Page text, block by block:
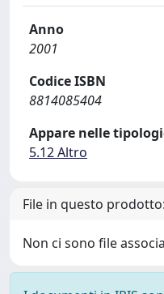
Anno
2001
Codice ISBN
8814085404
Appare nelle
5.12 Altro
File in questo prodotto:
Non ci sono file